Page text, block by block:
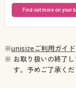
Find out more on your
※unisizeご利用ガイド
※ お取り扱いの終了し
す。予めご了承くだ